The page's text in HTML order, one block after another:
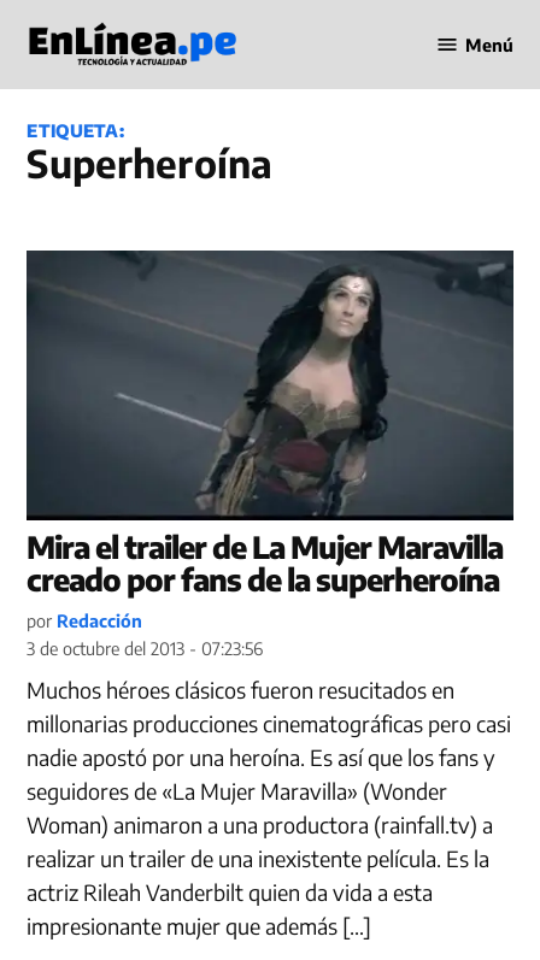
contenido
en Línea
Menú
ETIQUETA:
superheroína
Mira el trailer de La Mujer Maravilla
creado por fans de la superheroína
por Redacción
3 de octubre del 2013 - 07:23:56
Muchos héroes clásicos fueron resucitados en
millonarias producciones cinematográficas pero casi
nadie apostó por una heroína. Es así que los fans y
seguidores de «La Mujer Maravilla» (Wonder
Woman) animaron a una productora (rainfall.tv) a
realizar un trailer de una inexistente película. Es la
actriz Rileah Vanderbilt quien da vida a esta
impresionante mujer que además […]